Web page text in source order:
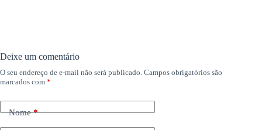
Deixe um comentário
O seu endereço de e-mail não será publicado. Campos obrigatórios são
marcados com *
Nome*